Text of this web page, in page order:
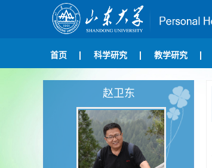
首页 科学研究 教学研究
赵卫东